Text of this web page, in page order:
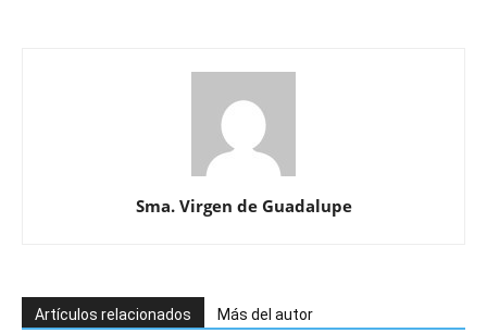
Sma. Virgen de Guadalupe
Artículos relacionados Más del autor